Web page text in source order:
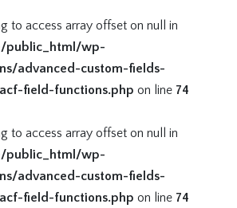
to access array offset on null in
public_html/wp-
advanced-custom-fields-
field-functions.php on line 74
to access array offset on null in
public_html/wp-
advanced-custom-fields-
field-functions.php on line 74